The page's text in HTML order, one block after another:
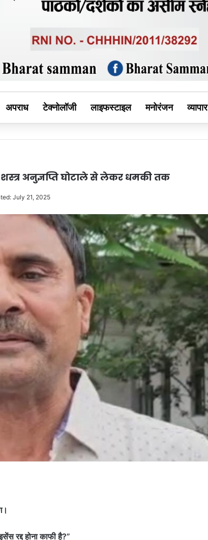
अपराध टेक्नोलॉजी लाइफस्टाइल मनोरंजन व्यापार
अनुज्ञप्ति घोटाले से लेकर धमकी तक
July 21, 2025
रद्द होना काफी है?”